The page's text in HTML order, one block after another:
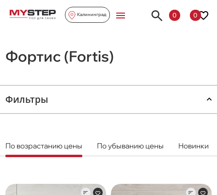
Калининград 0 0
Фортис (Fortis)
Фильтры
По возрастанию цены По убыванию цены Новинки